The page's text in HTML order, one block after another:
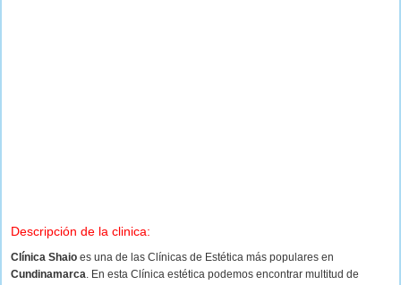
Descripción de la clinica:
Clínica Shaio es una de las Clínicas de Estética más populares en
Cundinamarca. En esta Clínica estética podemos encontrar multitud de